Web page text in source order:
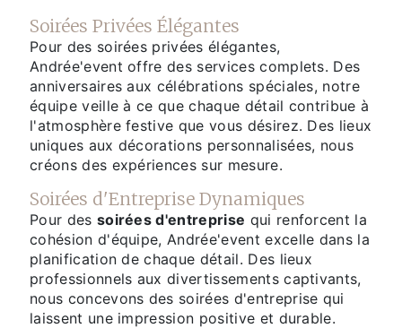
Soirées Privées Élégantes
Pour des soirées privées élégantes,
Andrée'event offre des services complets. Des
anniversaires aux célébrations spéciales, notre
équipe veille à ce que chaque détail contribue à
l'atmosphère festive que vous désirez. Des lieux
uniques aux décorations personnalisées, nous
créons des expériences sur mesure.
Soirées d'Entreprise Dynamiques
Pour des soirées d'entreprise qui renforcent la
cohésion d'équipe, Andrée'event excelle dans la
planification de chaque détail. Des lieux
professionnels aux divertissements captivants,
nous concevons des soirées d'entreprise qui
laissent une impression positive et durable.